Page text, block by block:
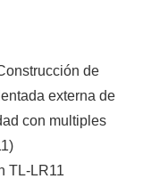
de
externa de
con multiples
TL-LR11